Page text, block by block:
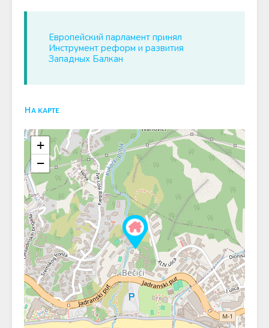
Европейский парламент принял
Инструмент реформ и развития
Западных Балкан
На карте
+
−